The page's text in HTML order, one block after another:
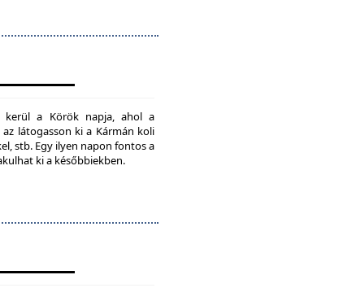
kerül a Körök napja, ahol a
látogasson ki a Kármán koli
stb. Egy ilyen napon fontos a
ki a későbbiekben.